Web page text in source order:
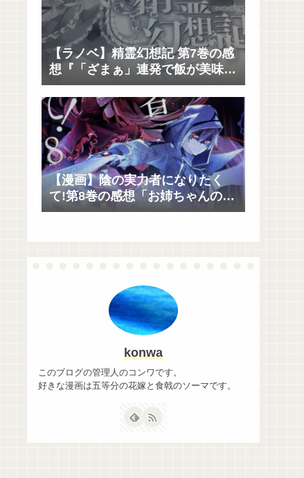
【ラノベ】精霊幻想記 第7巻の感
想『「ざまぁ」連発で飯が美味
い』
【漫画】陰の実力者になりたく
て!第8巻の感想「お姉ちゃんの体
を使って血の吸血鬼と戦うの
konwa
このブログの管理人のコンワです。
好きな漫画は五等分の花嫁と食戟のソーマです。